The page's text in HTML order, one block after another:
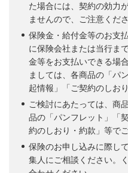
た場合には、契約の効力
ませんので、ご注意くださ
保険金・給付金等のお支
に保険会社または当行ま
金等をお支払いできる場
ましては、各商品の「パ
起情報」「ご契約のしお
ご検討にあたっては、商
品の「パンフレット」「
約のしおり・約款」等で
保険のお申し込みに際し
集人にご相談ください。